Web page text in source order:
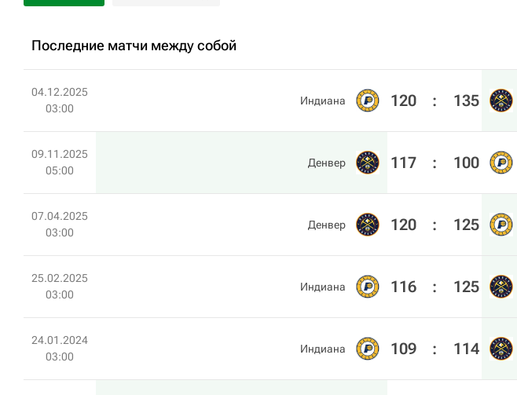
Последние матчи между собой
04.12.2025
03:00
Индиана 120 : 135
09.11.2025
05:00
Денвер 117 : 100
07.04.2025
03:00
Денвер 120 : 125
25.02.2025
03:00
Индиана 116 : 125
24.01.2024
03:00
Индиана 109 : 114